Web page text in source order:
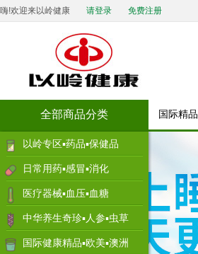
嗨!欢迎来以岭健康 请登录 免费注册
以岭专区▪药品▪保健品
日常用药▪感冒▪消化
医疗器械▪血压▪血糖
中华养生奇珍▪人参▪虫草
国际健康精品▪欧美▪澳洲
全部商品分类 国际精品